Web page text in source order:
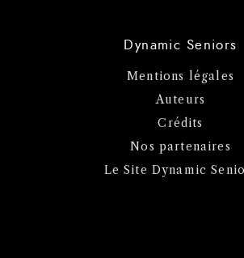
Dynamic Seniors
Mentions légales
Auteurs
Crédits
Nos partenaires
Le Site Dynamic